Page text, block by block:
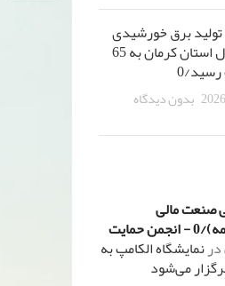
برق خورشیدی
در شمال استان کرمان به 65
0
بدون دیدگاه
صنعت مالی
ایران(بورس،بانک و بیمه)/0 - انجمن حمایت
درنمایشگاه الکامپ به